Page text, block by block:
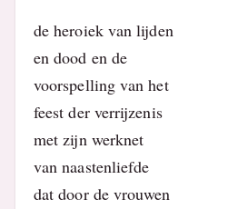
de heroiek van lijden
en dood en de
voorspelling van het
feest der verrijzenis
met zijn werknet
van naastenliefde
dat door de vrouwen